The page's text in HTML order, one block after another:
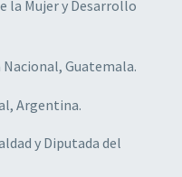
la Mujer y Desarrollo
Guatemala.
Argentina.
y Diputada del